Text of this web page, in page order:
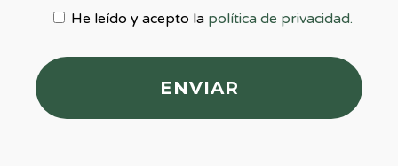
He leído y acepto la política de privacidad.